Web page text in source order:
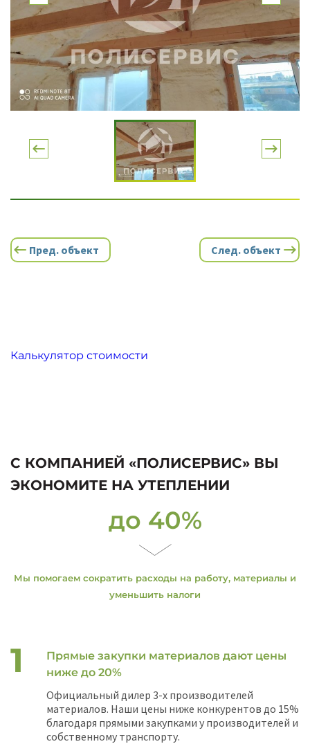
Пред. объект След. объект
Калькулятор стоимости
С КОМПАНИЕЙ «ПОЛИСЕРВИС» ВЫ
ЭКОНОМИТЕ НА УТЕПЛЕНИИ
до 40%
Мы помогаем сократить расходы на работу, материалы и
уменьшить налоги
Прямые закупки материалов дают цены
ниже до 20%
Официальный дилер 3-х производителей
материалов. Наши цены ниже конкурентов до 15%
благодаря прямыми закупками у производителей и
собственному транспорту.